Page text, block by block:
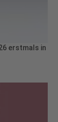
erstmals in